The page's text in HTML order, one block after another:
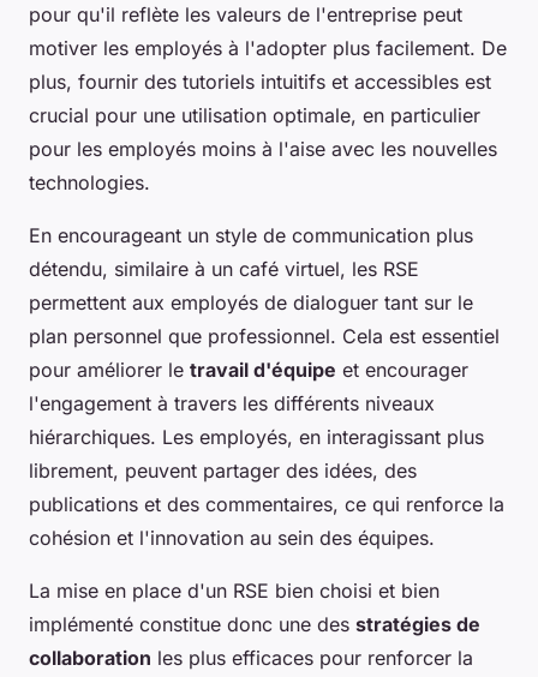
pour qu'il reflète les valeurs de l'entreprise peut
motiver les employés à l'adopter plus facilement. De
plus, fournir des tutoriels intuitifs et accessibles est
crucial pour une utilisation optimale, en particulier
pour les employés moins à l'aise avec les nouvelles
technologies.
En encourageant un style de communication plus
détendu, similaire à un café virtuel, les RSE
permettent aux employés de dialoguer tant sur le
plan personnel que professionnel. Cela est essentiel
pour améliorer le travail d'équipe et encourager
l'engagement à travers les différents niveaux
hiérarchiques. Les employés, en interagissant plus
librement, peuvent partager des idées, des
publications et des commentaires, ce qui renforce la
cohésion et l'innovation au sein des équipes.
La mise en place d'un RSE bien choisi et bien
implémenté constitue donc une des stratégies de
collaboration les plus efficaces pour renforcer la